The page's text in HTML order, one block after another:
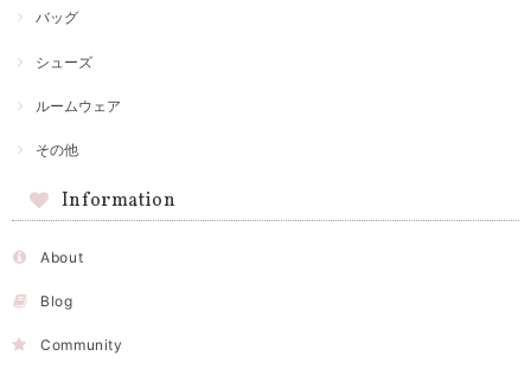
バッグ
シューズ
ルームウェア
その他
Information
About
Blog
Community